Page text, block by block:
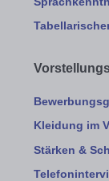
Kleidung im
Stärken &